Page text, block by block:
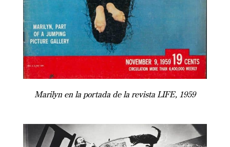
Marilyn en la portada de la revista LIFE, 1959